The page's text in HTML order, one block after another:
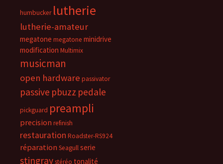
humbucker lutherie
lutherie-amateur
megatone megatone minidrive
modification Multimix
musicman
open hardware passivator
passive pbuzz pedale
pickguard preampli
precision refinish
restauration Roadster-RS924
réparation Seagullserie
stingraystéréo tonalité